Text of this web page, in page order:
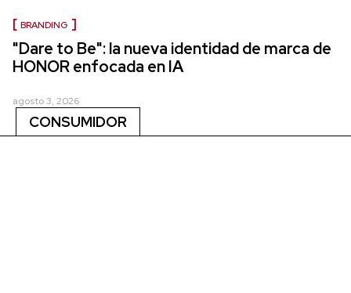
BRANDING
"Dare to Be": la nueva identidad de marca de
HONOR enfocada en IA
agosto 3, 2026
CONSUMIDOR